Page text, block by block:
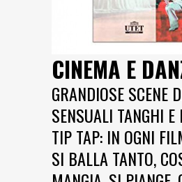
CINEMA E
GRANDIOSE SCENE
SENSUALI TANGHI
TIP TAP: IN OGNI
SI BALLA TANTO,